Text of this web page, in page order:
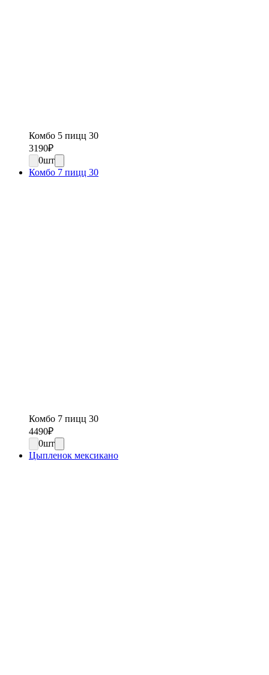
Комбо 5 пицц 30
3190₽
0шт
Комбо 7 пицц 30
Комбо 7 пицц 30
4490₽
0шт
Цыпленок мексикано